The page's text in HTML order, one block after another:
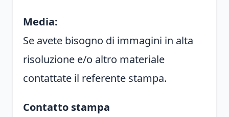
Media:
Se avete bisogno di immagini in alta
risoluzione e/o altro materiale
contattate il referente stampa.
Contatto stampa